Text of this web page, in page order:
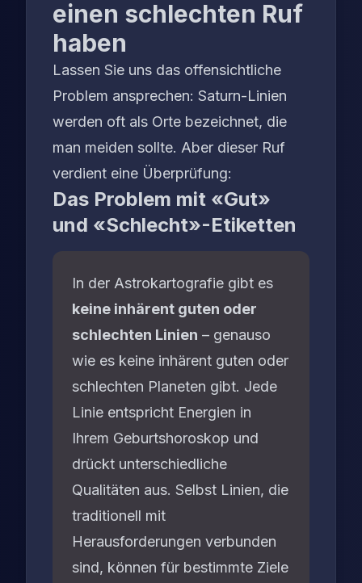
einen schlechten Ruf
haben
Lassen Sie uns das offensichtliche
Problem ansprechen: Saturn-Linien
werden oft als Orte bezeichnet, die
man meiden sollte. Aber dieser Ruf
verdient eine Überprüfung:
Das Problem mit «Gut»
und «Schlecht»-Etiketten
In der Astrokartografie gibt es
keine inhärent guten oder
schlechten Linien – genauso
wie es keine inhärent guten oder
schlechten Planeten gibt. Jede
Linie entspricht Energien in
Ihrem Geburtshoroskop und
drückt unterschiedliche
Qualitäten aus. Selbst Linien, die
traditionell mit
Herausforderungen verbunden
sind, können für bestimmte Ziele